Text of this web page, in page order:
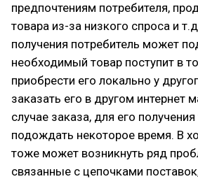
предпочтениям потребителя,
товара из-за низкого спроса и
получения потребитель может
необходимый товар поступит в
приобрести его локально у
заказать его в другом интернет
случае заказа, для его получения
подождать некоторое время. В
тоже может возникнуть ряд
связанные с цепочками